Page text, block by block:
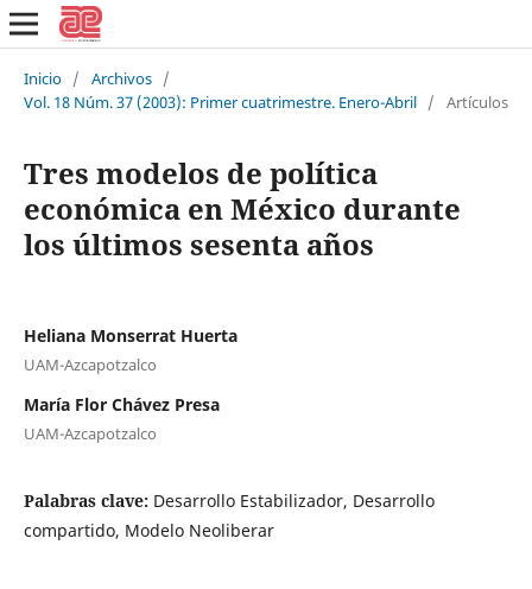
Inicio / Archivos /
Vol. 18 Núm. 37 (2003): Primer cuatrimestre. Enero-Abril / Artículos
Tres modelos de política
económica en México durante
los últimos sesenta años
Heliana Monserrat Huerta
UAM-Azcapotzalco
María Flor Chávez Presa
UAM-Azcapotzalco
Palabras clave: Desarrollo Estabilizador, Desarrollo
compartido, Modelo Neoliberar